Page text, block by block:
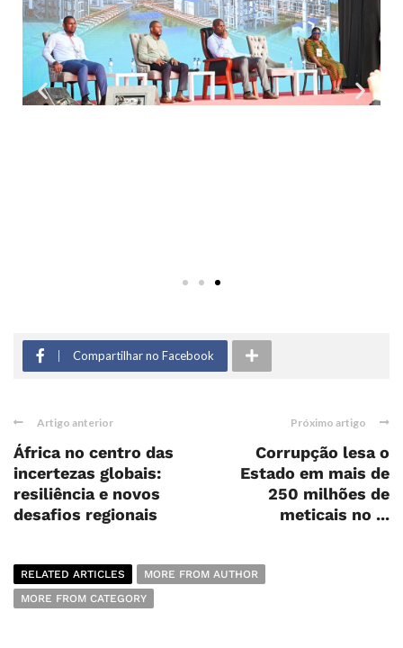
Compartilhar no Facebook
Artigo anterior
África no centro das
incertezas globais:
resiliência e novos
desafios regionais
Próximo artigo
Corrupção lesa o
Estado em mais de
250 milhões de
meticais no ...
RELATED ARTICLES
MORE FROM AUTHOR
MORE FROM CATEGORY